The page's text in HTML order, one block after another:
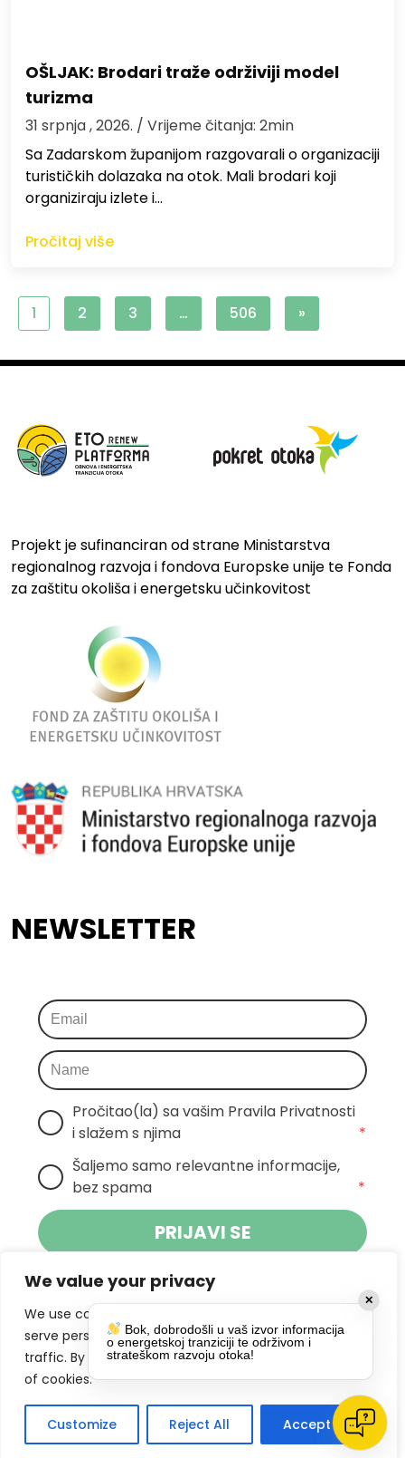
We value your privacy
We use cookies to enhance your browsing experience,
serve personalized ads or content, and analyze our
traffic. By clicking "Accept All", you consent to our use
of cookies.
Customize Reject All Accept All
OŠLJAK: Brodari traže održiviji model
turizma
31 srpnja , 2026. / Vrijeme čitanja: 2min
Sa Zadarskom županijom razgovarali o organizaciji
turističkih dolazaka na otok. Mali brodari koji
organiziraju izlete i…
Pročitaj više
1 2 3 … 506 »
Projekt je sufinanciran od strane Ministarstva
regionalnog razvoja i fondova Europske unije te Fonda
za zaštitu okoliša i energetsku učinkovitost
NEWSLETTER
Pročitao(la) sa vašim Pravila Privatnosti
i slažem s njima
*
Šaljemo samo relevantne informacije,
bez spama
*
PRIJAVI SE
Klikom na gumb dajete suglasnost za
primanje novosti Pokreta Otoka te se
slažete spolitikom privatnosti.
DRUŠTVENE MREŽE
✕
Bok, dobrodošli u vaš izvor informacija
o energetskoj tranziciji te održivom i
strateškom razvoju otoka!